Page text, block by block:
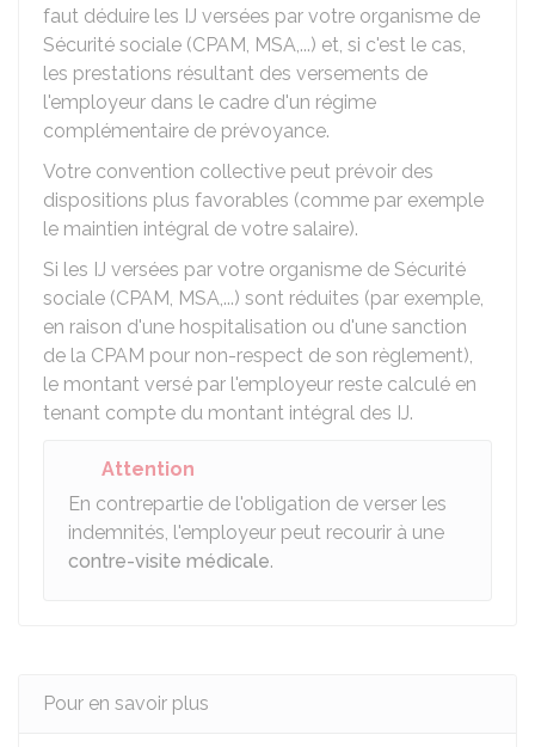
faut déduire les IJ versées par votre organisme de
Sécurité sociale (CPAM, MSA,...) et, si c'est le cas,
les prestations résultant des versements de
l'employeur dans le cadre d'un régime
complémentaire de prévoyance.
Votre convention collective peut prévoir des
dispositions plus favorables (comme par exemple
le maintien intégral de votre salaire).
Si les IJ versées par votre organisme de Sécurité
sociale (CPAM, MSA,...) sont réduites (par exemple,
en raison d'une hospitalisation ou d'une sanction
de la CPAM pour non-respect de son règlement),
le montant versé par l'employeur reste calculé en
tenant compte du montant intégral des IJ.
Attention
En contrepartie de l'obligation de verser les
indemnités, l'employeur peut recourir à une
contre-visite médicale.
Pour en savoir plus